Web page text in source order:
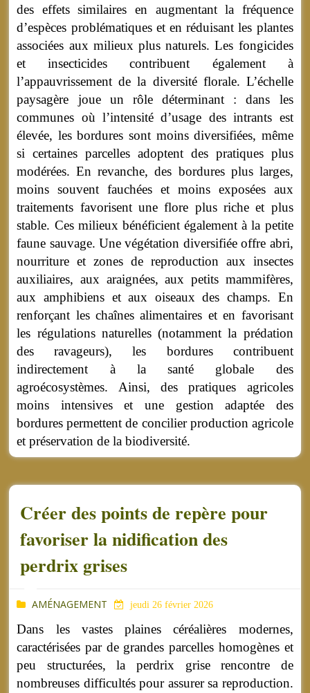
des effets similaires en augmentant la fréquence
d’espèces problématiques et en réduisant les plantes
associées aux milieux plus naturels. Les fongicides
et insecticides contribuent également à
l’appauvrissement de la diversité florale. L’échelle
paysagère joue un rôle déterminant : dans les
communes où l’intensité d’usage des intrants est
élevée, les bordures sont moins diversifiées, même
si certaines parcelles adoptent des pratiques plus
modérées. En revanche, des bordures plus larges,
moins souvent fauchées et moins exposées aux
traitements favorisent une flore plus riche et plus
stable. Ces milieux bénéficient également à la petite
faune sauvage. Une végétation diversifiée offre abri,
nourriture et zones de reproduction aux insectes
auxiliaires, aux araignées, aux petits mammifères,
aux amphibiens et aux oiseaux des champs. En
renforçant les chaînes alimentaires et en favorisant
les régulations naturelles (notamment la prédation
des ravageurs), les bordures contribuent
indirectement à la santé globale des
agroécosystèmes. Ainsi, des pratiques agricoles
moins intensives et une gestion adaptée des
bordures permettent de concilier production agricole
et préservation de la biodiversité.
Créer des points de repère pour
favoriser la nidification des
perdrix grises
AMÉNAGEMENT jeudi 26 février 2026
Dans les vastes plaines céréalières modernes,
caractérisées par de grandes parcelles homogènes et
peu structurées, la perdrix grise rencontre de
nombreuses difficultés pour assurer sa reproduction.